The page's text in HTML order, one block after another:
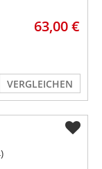
63,00 €
VERGLEICHEN